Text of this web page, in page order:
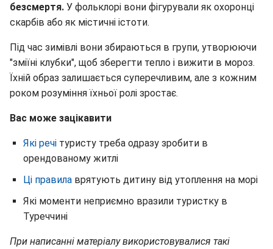
безсмертя. У фольклорі вони фігурували як охоронці
скарбів або як містичні істоти.
Під час зимівлі вони збираються в групи, утворюючи
"зміїні клубки", щоб зберегти тепло і вижити в мороз.
Їхній образ залишається суперечливим, але з кожним
роком розуміння їхньої ролі зростає.
Вас може зацікавити
Які речі туристу треба одразу зробити в
орендованому житлі
Ці правила врятують дитину від утоплення на морі
Які моменти неприємно вразили туристку в
Туреччині
При написанні матеріалу використовувалися такі